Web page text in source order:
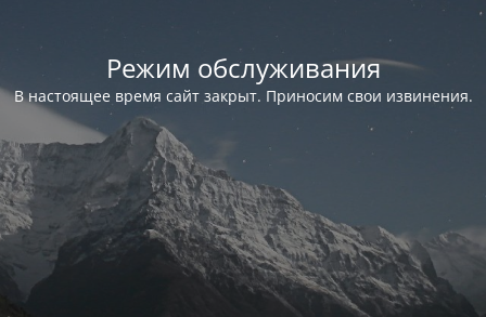
Режим обслуживания
В настоящее время сайт закрыт. Приносим свои извинения.